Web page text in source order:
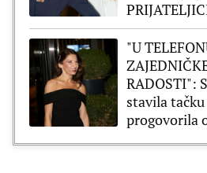
"U
RADOSTI":
stavila tačku
progovorila